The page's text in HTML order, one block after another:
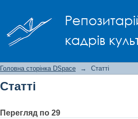
кадрів
Головна сторінка DSpace → Статті
Статті
Перегляд по 29